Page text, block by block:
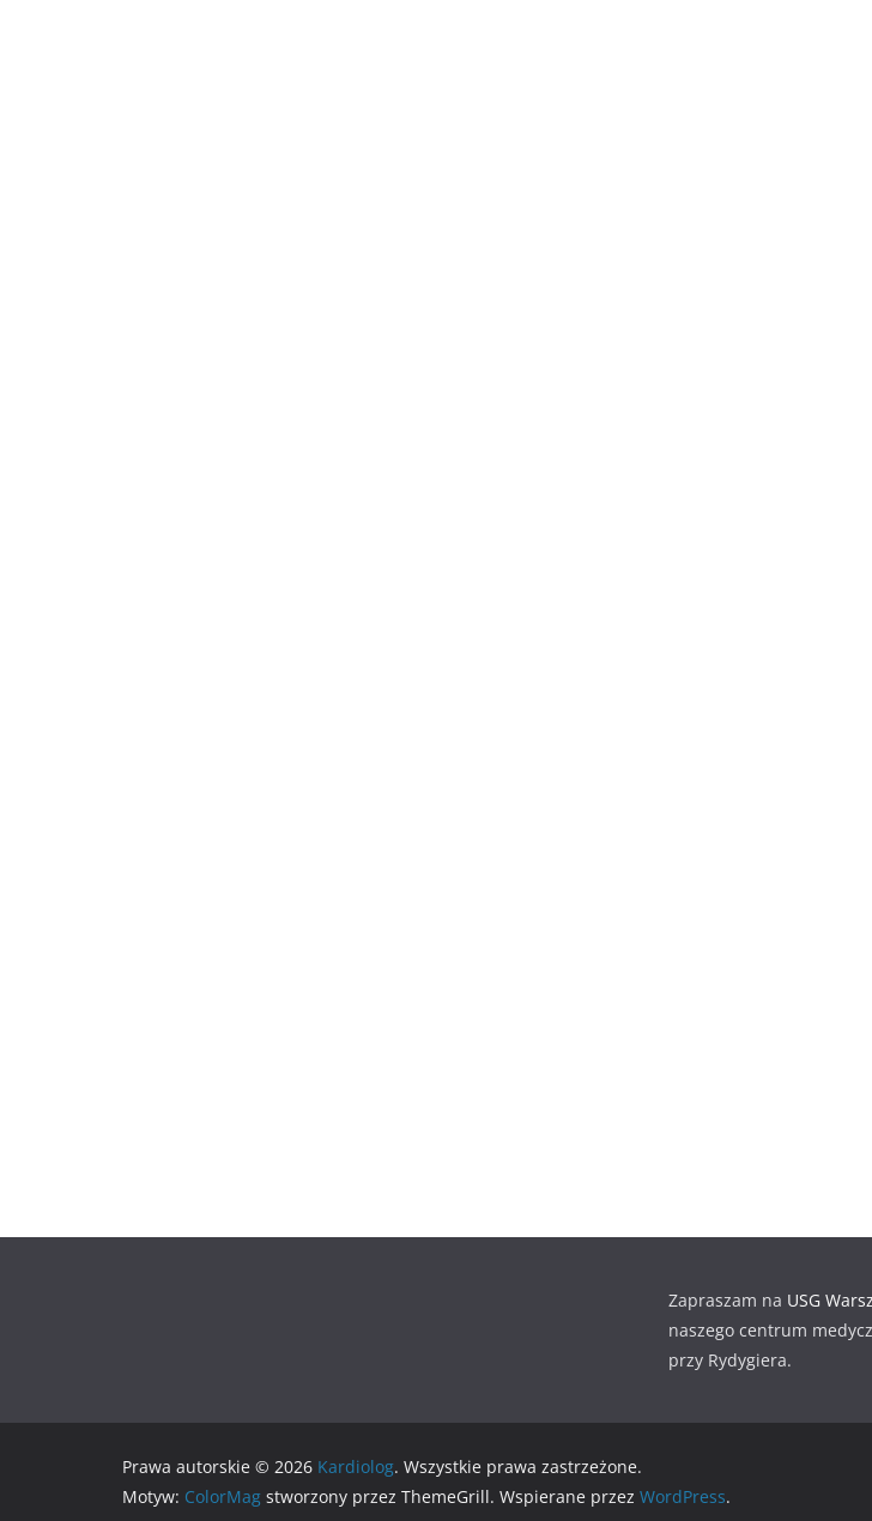
Zapraszam na USG
naszego centrum
przy Rydygiera.
Prawa autorskie © 2026 Kardiolog. Wszystkie prawa zastrzeżone.
Motyw: ColorMag stworzony przez ThemeGrill. Wspierane przez WordPress.